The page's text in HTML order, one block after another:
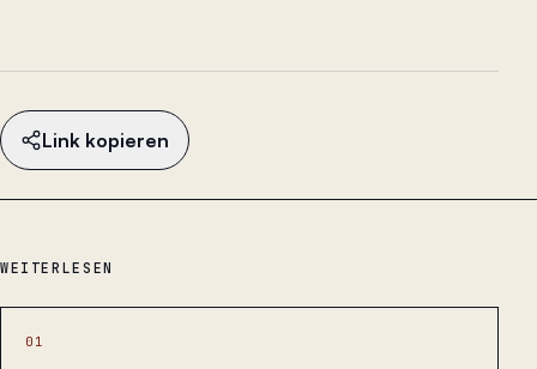
Link kopieren
WEITERLESEN
01